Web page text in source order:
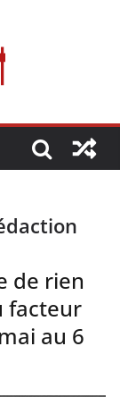
de rien
facteur
au 6